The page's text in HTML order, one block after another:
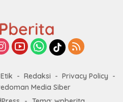
Redaksi
Privacy Policy
Media Siber